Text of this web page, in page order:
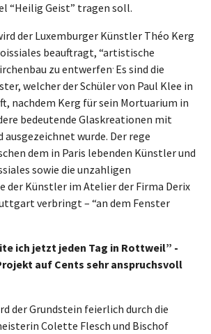
“Heilig Geist” tragen soll.
der Luxemburger Künstler Théo Kerg
beauftragt, “artistische
zu entwerfen. Es sind die
welcher der Schüler von Paul Klee in
nachdem Kerg für sein Mortuarium in
bedeutende Glaskreationen mit
ausgezeichnet wurde. Der rege
dem in Paris lebenden Künstler und
sowie die unzahligen
der Künstler im Atelier der Firma Derix
verbringt – “an dem Fenster
ich jetzt jeden Tag in Rottweil” -
auf Cents sehr anspruchsvoll
der Grundstein feierlich durch die
Colette Flesch und Bischof